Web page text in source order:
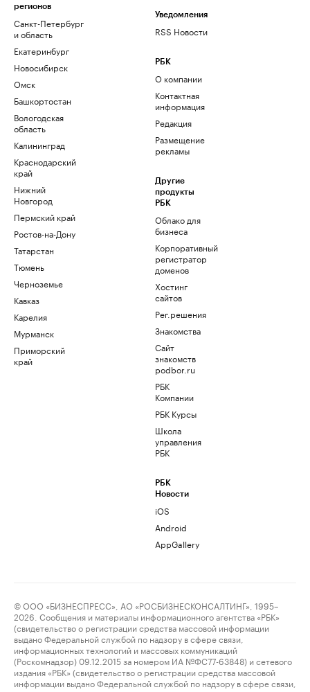
регионов
Санкт-Петербург
и область
Екатеринбург
Новосибирск
Омск
Башкортостан
Вологодская
область
Калининград
Краснодарский
край
Нижний
Новгород
Пермский край
Ростов-на-Дону
Татарстан
Тюмень
Черноземье
Кавказ
Карелия
Мурманск
Приморский
край
Уведомления
RSS Новости
РБК
О компании
Контактная
информация
Редакция
Размещение
рекламы
Другие
продукты
РБК
Облако для
бизнеса
Корпоративный
регистратор
доменов
Хостинг
сайтов
Рег.решения
Знакомства
Сайт
знакомств
podbor.ru
РБК
Компании
РБК Курсы
Школа
управления
РБК
РБК
Новости
iOS
Android
AppGallery
© ООО «БИЗНЕСПРЕСС», АО «РОСБИЗНЕСКОНСАЛТИНГ», 1995–
2026. Сообщения и материалы информационного агентства «РБК»
(свидетельство о регистрации средства массовой информации
выдано Федеральной службой по надзору в сфере связи,
информационных технологий и массовых коммуникаций
(Роскомнадзор) 09.12.2015 за номером ИА №ФС77-63848) и сетевого
издания «РБК» (свидетельство о регистрации средства массовой
информации выдано Федеральной службой по надзору в сфере связи,